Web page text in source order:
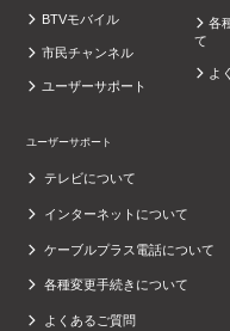
BTVモバイル
市民チャンネル
ユーザーサポート
各
て
よ
ユーザーサポート
テレビについて
インターネットについて
ケーブルプラス電話について
各種変更手続きについて
よくあるご質問